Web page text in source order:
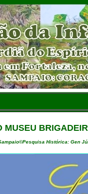
MUSEU
Histórica: Gen